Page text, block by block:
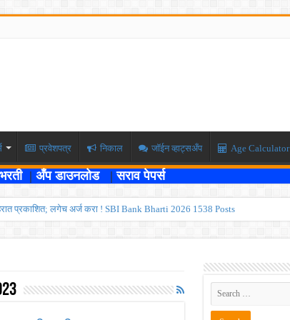
प्रवेशपत्र निकाल जॉईन व्हाट्सअँप Age Calculator
| अँप डाउनलोड |सराव पेपर्स
प्रकाशित; लगेच अर्ज करा ! SBI Bank Bharti 2026 1538 Posts